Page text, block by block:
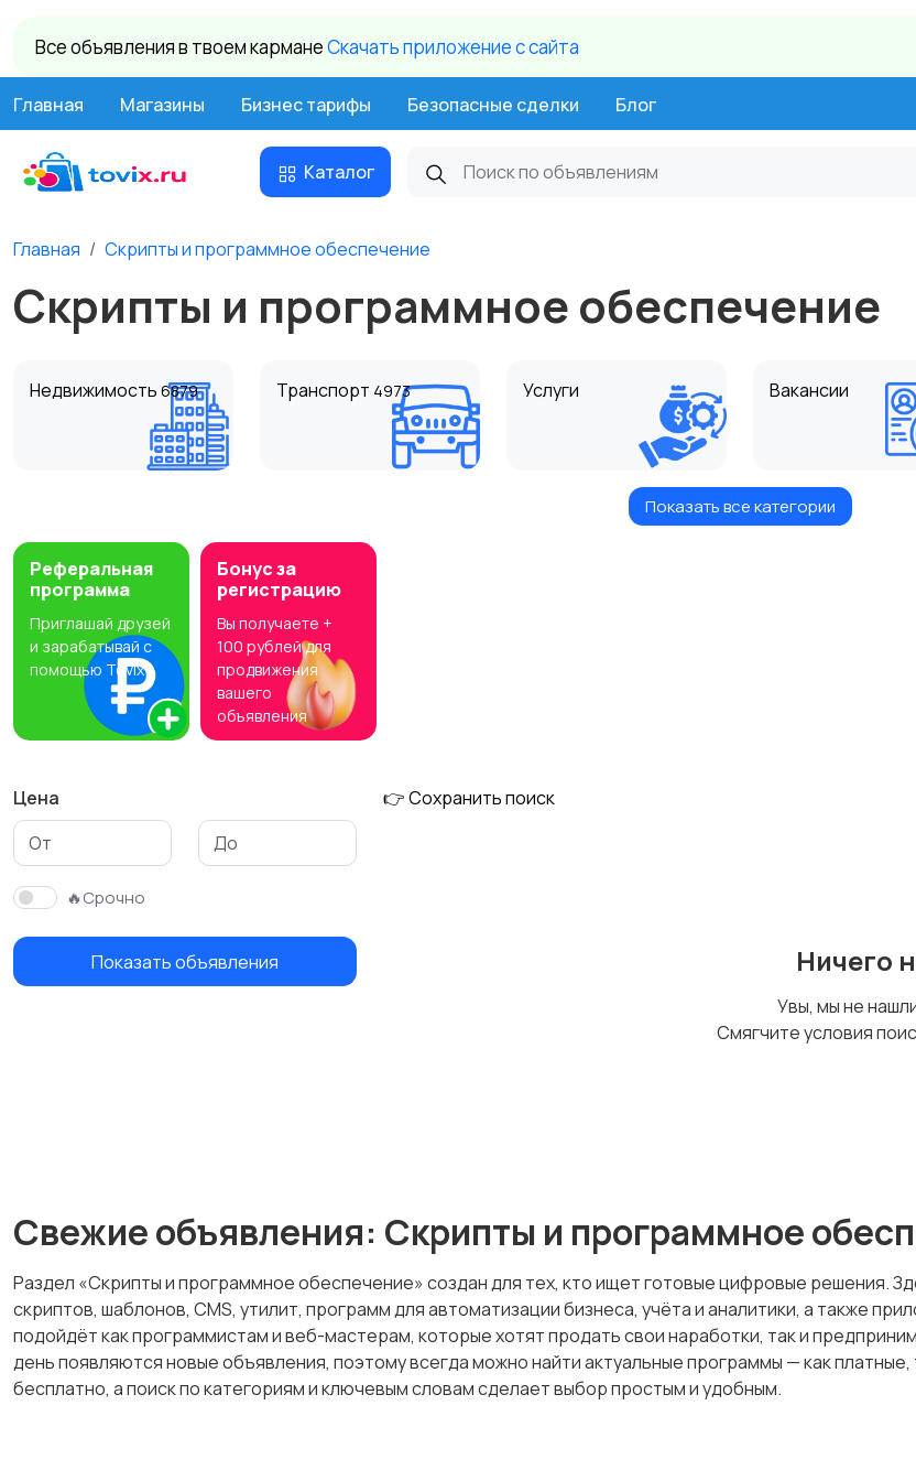
Все объявления в твоем карманеCкачать приложение c сайта
Главная Магазины Бизнес тарифы Безопасные сделки Блог
Каталог
Главная Скрипты и программное обеспечение
Скрипты и программное обеспечение
Недвижимость 6879 Транспорт 4973 Услуги Вакансии
Хобби и развлечения Животные
Красота и здоровье
602
Хэндмейд
Показать все категории
Реферальная
программа
Приглашай друзей
и зарабатывай с
помощью Tovix
Бонус за
регистрацию
Вы получаете +
100 рублей для
продвижения
вашего
объявления
Цена
🔥Срочно
Показать объявления
👉 Сохранить поиск
Ничего
Увы, мы не
Смягчите условия
Свежие объявления: Скрипты и программное
Раздел «Скрипты и программное обеспечение» создан для тех, кто ищет готовые цифровые решения.
скриптов, шаблонов, CMS, утилит, программ для автоматизации бизнеса, учёта и аналитики, а также
подойдёт как программистам и веб-мастерам, которые хотят продать свои наработки, так и
день появляются новые объявления, поэтому всегда можно найти актуальные программы — как
бесплатно, а поиск по категориям и ключевым словам сделает выбор простым и удобным.